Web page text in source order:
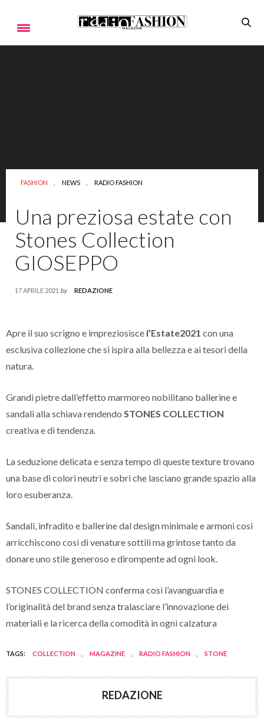
FASHION , NEWS , RADIO FASHION
Una preziosa estate con
Stones Collection
GIOSEPPO
17 APRILE 2021 by REDAZIONE
Apre il suo scrigno e impreziosisce l’Estate2021 con una
esclusiva collezione che si ispira alla bellezza e ai tesori della
natura.
Grandi pietre dall’effetto marmoreo nobilitano ballerine e
sandali alla schiava rendendo STONES COLLECTION
creativa e di tendenza.
La seduzione delicata e senza tempo di queste texture trovano
una base di colori neutri e sobri che lasciano grande spazio alla
loro esuberanza.
Sandali, infradito e ballerine dal design minimale e armoni cosi
arricchiscono così di venature sottili ma grintose tanto da
donare uno stile generoso e dirompente ad ogni look.
STONES COLLECTION conferma così l’avanguardia e
l’originalità del brand senza tralasciare l’innovazione dei
materiali e la ricerca della comodità in ogni calzatura
TAGS: COLLECTION MAGAZINE RADIO FASHION STONE
REDAZIONE